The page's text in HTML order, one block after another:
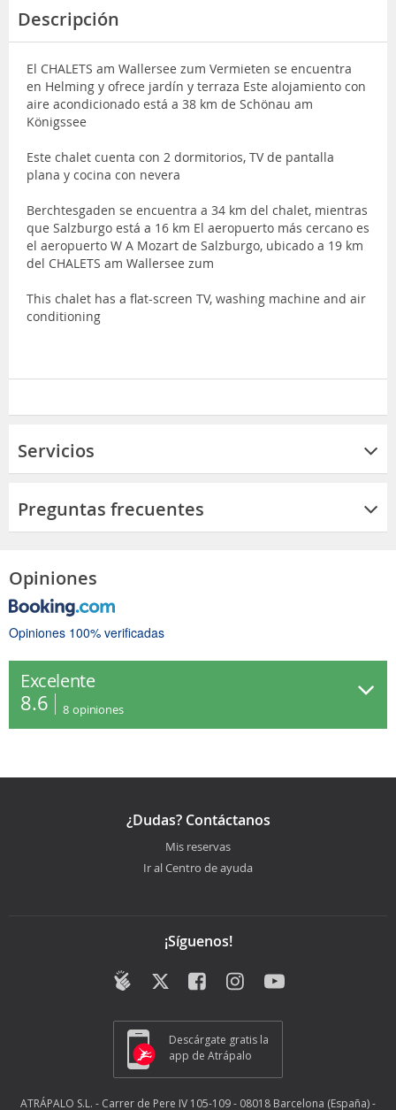
Descripción
El CHALETS am Wallersee zum Vermieten se encuentra
en Helming y ofrece jardín y terraza Este alojamiento con
aire acondicionado está a 38 km de Schönau am
Königssee
Este chalet cuenta con 2 dormitorios, TV de pantalla
plana y cocina con nevera
Berchtesgaden se encuentra a 34 km del chalet, mientras
que Salzburgo está a 16 km El aeropuerto más cercano es
el aeropuerto W A Mozart de Salzburgo, ubicado a 19 km
del CHALETS am Wallersee zum
This chalet has a flat-screen TV, washing machine and air
conditioning
Servicios
Preguntas frecuentes
Opiniones
Opiniones 100% verificadas
Excelente
8.6 8 opiniones
¿Dudas? Contáctanos
Mis reservas
Ir al Centro de ayuda
¡Síguenos!
Descárgate gratis la
app de Atrápalo
ATRÁPALO S.L. - Carrer de Pere IV 105-109 - 08018 Barcelona (España) -